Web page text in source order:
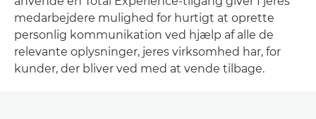
medarbejdere mulighed for hurtigt at oprette
personlig kommunikation ved hjælp af alle de
relevante oplysninger, jeres virksomhed har, for
kunder, der bliver ved med at vende tilbage.